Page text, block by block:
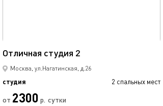
Отличная студия 2
Москва, ул.Нагатинская, д.26
студия 2 спальных мест
от 2300 р. сутки